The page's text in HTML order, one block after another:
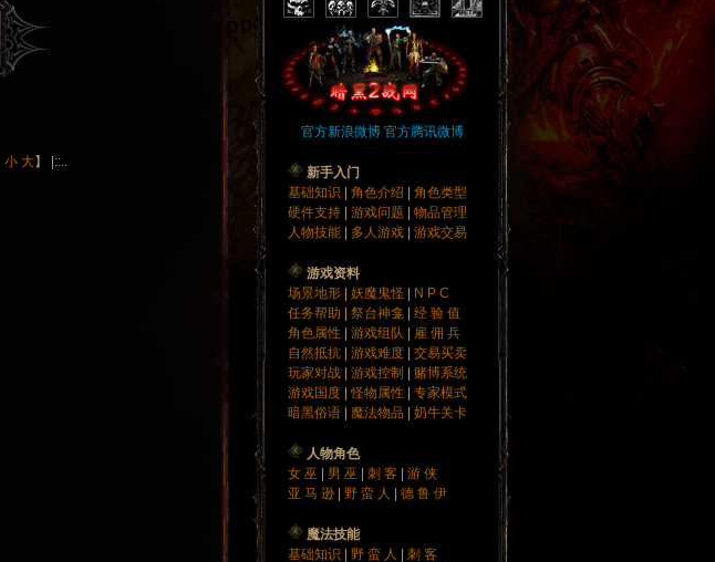
小 大】 |::..
官方新浪微博 官方腾讯微博
新手入门
基础知识
角色介绍
角色类型
硬件支持
游戏问题
物品管理
人物技能
多人游戏 游戏交易
游戏资料
场景地形
妖魔鬼怪
N P C
任务帮助
祭台神龛
经 验 值
角色属性
游戏组队
雇 佣 兵
自然抵抗
游戏难度
交易买卖
玩家对战
游戏控制
赌博系统
游戏国度 |怪物属性
专家模式
暗黑俗语
魔法物品 奶牛关卡
人物角色
女 巫
男 巫 刺 客
游 侠
亚 马 逊
野 蛮 人 德 鲁 伊
魔法技能
基础知识
野 蛮 人
刺 客